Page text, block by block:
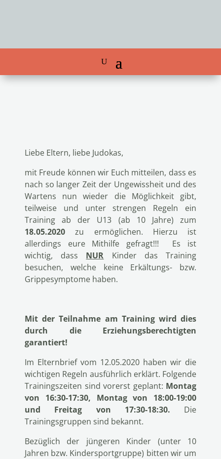
Liebe Eltern, liebe Judokas,
mit Freude können wir Euch mitteilen, dass es
nach so langer Zeit der Ungewissheit und des
Wartens nun wieder die Möglichkeit gibt,
teilweise und unter strengen Regeln ein
Training ab der U13 (ab 10 Jahre) zum
18.05.2020 zu ermöglichen. Hierzu ist
allerdings eure Mithilfe gefragt!!! Es ist
wichtig, dass NUR Kinder das Training
besuchen, welche keine Erkältungs- bzw.
Grippesymptome haben.
Mit der Teilnahme am Training wird dies
durch die Erziehungsberechtigten
garantiert!
Im Elternbrief vom 12.05.2020 haben wir die
wichtigen Regeln ausführlich erklärt. Folgende
Trainingszeiten sind vorerst geplant: Montag
von 16:30-17:30, Montag von 18:00-19:00
und Freitag von 17:30-18:30. Die
Trainingsgruppen sind bekannt.
Bezüglich der jüngeren Kinder (unter 10
Jahren bzw. Kindersportgruppe) bitten wir um